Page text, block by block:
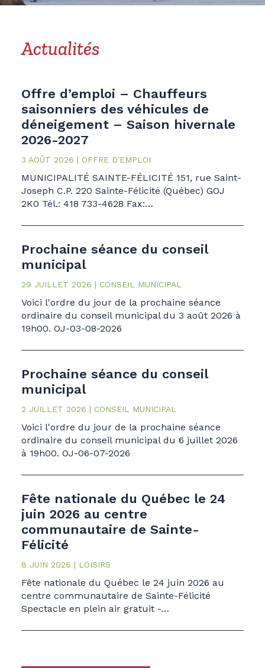
Actualités
Offre d’emploi – Chauffeurs
saisonniers des véhicules de
déneigement – Saison hivernale
2026-2027
3 AOÛT 2026 OFFRE D'EMPLOI
MUNICIPALITÉ SAINTE-FÉLICITÉ 151, rue Saint-
Joseph C.P. 220 Sainte-Félicité (Québec) GOJ
2K0 Tél.: 418 733-4628 Fax:…
Prochaine séance du conseil
municipal
29 JUILLET 2026 CONSEIL MUNICIPAL
Voici l'ordre du jour de la prochaine séance
ordinaire du conseil municipal du 3 août 2026 à
19h00. OJ-03-08-2026
Prochaine séance du conseil
municipal
2 JUILLET 2026 CONSEIL MUNICIPAL
Voici l'ordre du jour de la prochaine séance
ordinaire du conseil municipal du 6 juillet 2026
à 19h00. OJ-06-07-2026
Fête nationale du Québec le 24
juin 2026 au centre
communautaire de Sainte-
Félicité
8 JUIN 2026 LOISIRS
Fête nationale du Québec le 24 juin 2026 au
centre communautaire de Sainte-Félicité
Spectacle en plein air gratuit -…